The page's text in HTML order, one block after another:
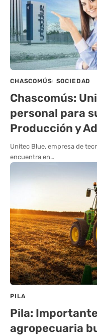
CHASCOMÚS SOCIEDAD
Chascomús:
personal para
Producción y
Unitec Blue, empresa de
encuentra en…
PILA
Pila:
agropecuaria